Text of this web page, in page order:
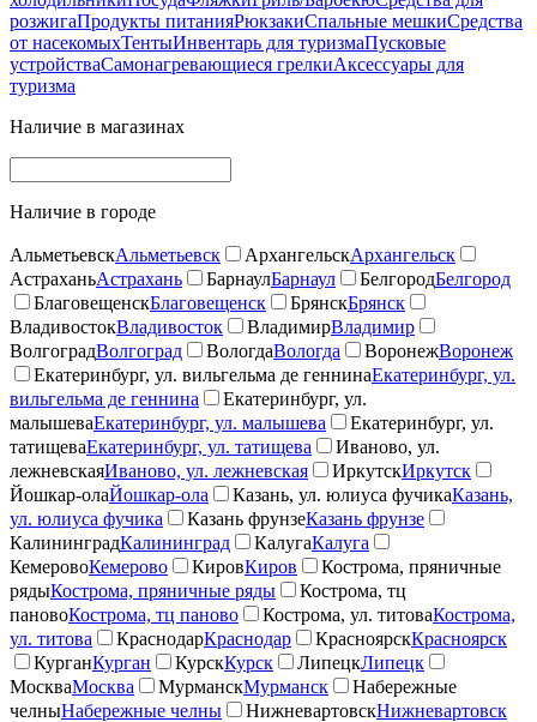
розжигаПродукты питанияРюкзакиСпальные мешкиСредства
от насекомыхТентыИнвентарь для туризмаПусковые
устройстваСамонагревающиеся грелкиАксессуары для
туризма
Наличие в магазинах
Наличие в городе
АльметьевскАльметьевск АрхангельскАрхангельск
АстраханьАстрахань БарнаулБарнаул БелгородБелгород
БлаговещенскБлаговещенск БрянскБрянск
ВладивостокВладивосток ВладимирВладимир
ВолгоградВолгоград ВологдаВологда ВоронежВоронеж
Екатеринбург, ул. вильгельма де геннинаЕкатеринбург, ул.
вильгельма де геннина
Екатеринбург, ул.
малышеваЕкатеринбург, ул. малышева
Екатеринбург, ул.
татищеваЕкатеринбург, ул. татищева
Иваново, ул.
лежневскаяИваново, ул. лежневская ИркутскИркутск
Йошкар-олаЙошкар-ола Казань, ул. юлиуса фучикаКазань,
ул. юлиуса фучика
Казань фрунзеКазань фрунзе
КалининградКалининград КалугаКалуга
КемеровоКемерово КировКиров
Кострома, пряничные
рядыКострома, пряничные ряды
Кострома, тц
пановоКострома, тц паново Кострома, ул. титоваКострома,
ул. титова
КраснодарКраснодар КрасноярскКрасноярск
КурганКурган КурскКурск ЛипецкЛипецк
МоскваМосква МурманскМурманск
Набережные
челныНабережные челны НижневартовскНижневартовск